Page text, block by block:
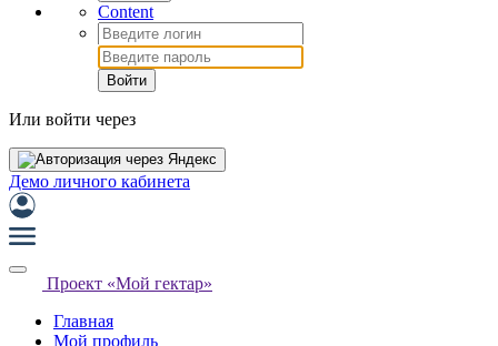
Content
Войти
Или войти через
Демо личного кабинета
Проект «Мой гектар»
Главная
Мой профиль